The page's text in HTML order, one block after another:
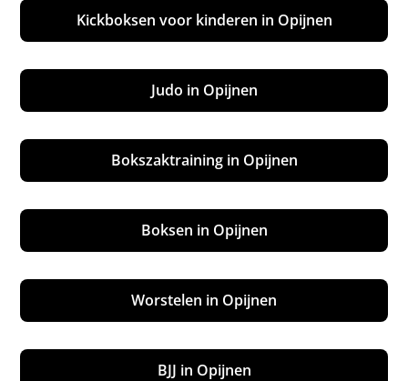
Kickboksen voor kinderen in Opijnen
Judo in Opijnen
Bokszaktraining in Opijnen
Boksen in Opijnen
Worstelen in Opijnen
BJJ in Opijnen